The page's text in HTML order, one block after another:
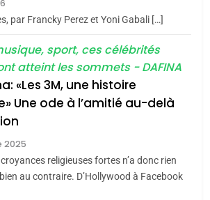
«Tu dis génocide, je dis
guerre»: La nouvelle
chanson de Boy George
ISRAÉL JUDAISME
par Francky Perez et Yoni Gabali […]
sport, ces célébrités
atteint les sommets - DAFINA
«Les 3M, une histoire
Une ode à l’amitié au-delà
2025
religieuses fortes n’a donc rien
au contraire. D’Hollywood à Facebook
meurtrière selon le rapport
l’antisémitisme
FIÈRE, DIGNE ET RÉSILIENTE :
POURQUOI JE REVENDIQUE
MA JUDAÏTE par Thérèse
Zrihen-Dvir
ISRAÉL
CE QUI NOUS MANQUE –